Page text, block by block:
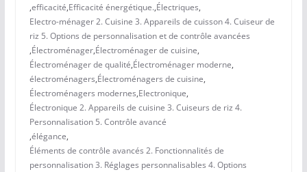
,efficacité,Efficacité énergétique.,Électriques,
Electro-ménager 2. Cuisine 3. Appareils de cuisson 4. Cuiseur de
riz 5. Options de personnalisation et de contrôle avancées
,Électroménager,Électroménager de cuisine,
Électroménager de qualité,Électroménager moderne,
électroménagers,Électroménagers de cuisine,
Électroménagers modernes,Electronique,
Électronique 2. Appareils de cuisine 3. Cuiseurs de riz 4.
Personnalisation 5. Contrôle avancé
,élégance,
Éléments de contrôle avancés 2. Fonctionnalités de
personnalisation 3. Réglages personnalisables 4. Options